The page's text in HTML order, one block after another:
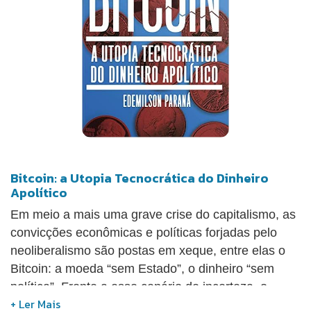
líderes, aos corajosos, aos empreendedores do
mundo da inovação disruptiva.Que tal minerar essa
complexidade de informações neste livro que tem
uma linguagem leve, estilo peer do peer?
Bitcoin: a Utopia Tecnocrática do Dinheiro
Apolítico
Em meio a mais uma grave crise do capitalismo, as
convicções econômicas e políticas forjadas pelo
neoliberalismo são postas em xeque, entre elas o
Bitcoin: a moeda “sem Estado”, o dinheiro “sem
política”. Frente a esse cenário de incerteza, o
sociólogo e economista-político Edemilson Paraná